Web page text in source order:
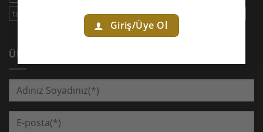
Giriş/Üye Ol
taşlar
çakra dengeleme çakra taşları çift uç
ÜRÜN TALEPLERINIZ!